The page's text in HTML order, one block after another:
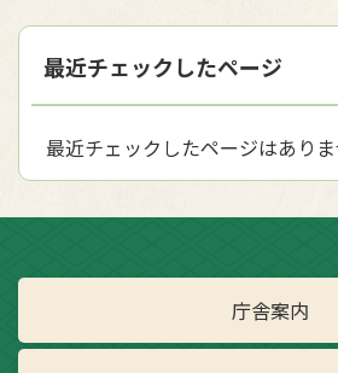
最近チェックしたページ
最近チェックしたページはありま
庁舎案内